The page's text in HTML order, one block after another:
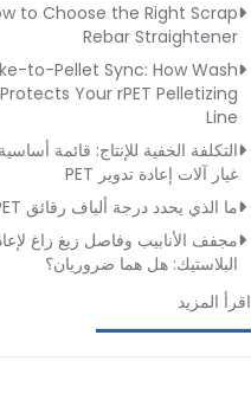
to Choose the Right Scrap
Rebar Straightener
to-Pellet Sync: How Wash
Your rPET Pelletizing
Line
التكلفة الخفية للإنتاج: قائمة
غيار آلات إعادة تدوير PET
ما الذي يحدد درجة ألياف رقائق PET؟
مجفف الأنابيب وفاصل زيغ زاغ
البلاستيك: هل هما ضروريان؟
اقرأ المزيد